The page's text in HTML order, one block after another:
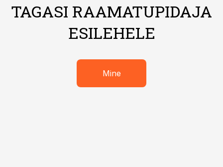
TAGASI RAAMATUPIDAJA
ESILEHELE
Mine